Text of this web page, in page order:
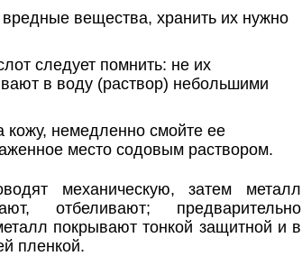
вещества, хранить их нужно
следует помнить: не их
в воду (раствор) небольшими
кожу, немедленно смойте ее
место содовым раствором.
механическую, затем металл
отбеливают; предварительно
покрывают тонкой защитной и в
пленкой.